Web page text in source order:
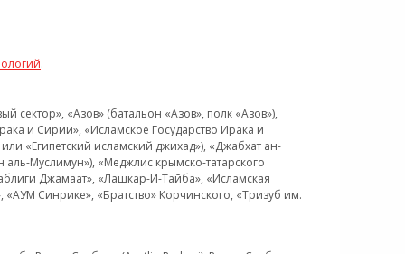
.
«Азов» (батальон «Азов», полк «Азов»),
и Сирии», «Исламское Государство Ирака и
«Египетский исламский джихад»), «Джабхат ан-
Муслимун»), «Меджлис крымско-татарского
Джамаат», «Лашкар-И-Тайба», «Исламская
Синрике», «Братство» Корчинского, «Тризуб им.